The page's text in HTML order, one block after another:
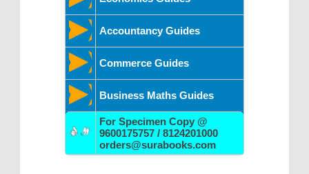
Accountancy Guides
Commerce Guides
Business Maths Guides
For Specimen Copy @
9600175757 / 8124201000
orders@surabooks.com